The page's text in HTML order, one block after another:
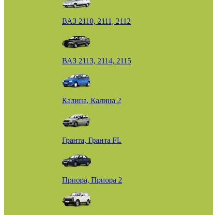
ВАЗ 2110, 2111, 2112
ВАЗ 2113, 2114, 2115
Калина, Калина 2
Гранта, Гранта FL
Приора, Приора 2